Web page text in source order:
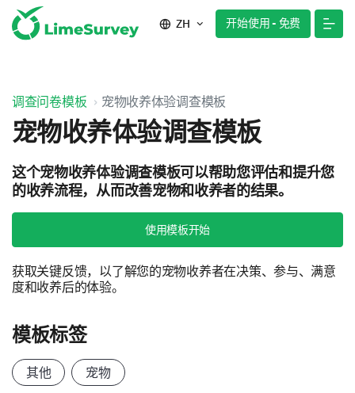
ZH 开始使用 - 免费
调查问卷模板 宠物收养体验调查模板
宠物收养体验调查模板
这个宠物收养体验调查模板可以帮助您评估和提升您
的收养流程，从而改善宠物和收养者的结果。
使用模板开始
获取关键反馈，以了解您的宠物收养者在决策、参与、满意
度和收养后的体验。
模板标签
其他 宠物